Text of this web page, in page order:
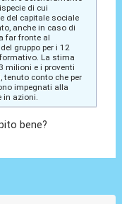
di cui
del capitale sociale
anche in caso di
far fronte al
gruppo per i 12
La stima
milioni e i proventi
conto che per
impegnati alla
in azioni.
bene?